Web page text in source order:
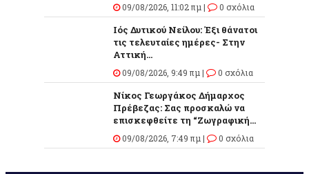
09/08/2026, 11:02 πμ | 0 σχόλια
Ιός Δυτικού Νείλου: Έξι θάνατοι
τις τελευταίες ημέρες- Στην
Αττική...
09/08/2026, 9:49 πμ | 0 σχόλια
Νίκος Γεωργάκος Δήμαρχος
Πρέβεζας: Σας προσκαλώ να
επισκεφθείτε τη “Ζωγραφική...
09/08/2026, 7:49 πμ | 0 σχόλια